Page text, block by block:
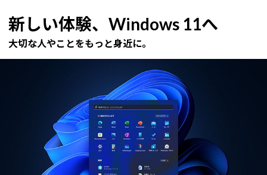
新しい体験、Windows 11へ
大切な人やことをもっと身近に。